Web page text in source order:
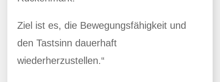
Ziel ist es, die Bewegungsfähigkeit und
den Tastsinn dauerhaft
wiederherzustellen.“